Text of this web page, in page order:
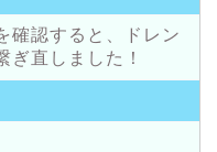
確認すると、ドレン
ぎ直しました！